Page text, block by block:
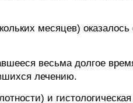
месяцев)
весьма долгое
лечению.
и